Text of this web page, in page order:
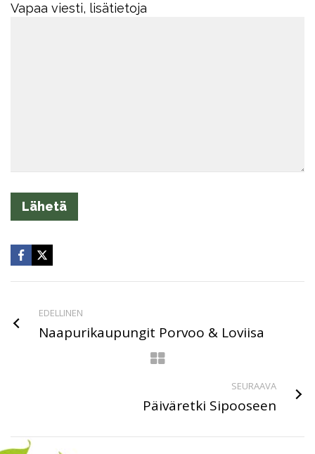
Vapaa viesti, lisätietoja
EDELLINEN
Naapurikaupungit Porvoo & Loviisa
SEURAAVA
Päiväretki Sipooseen